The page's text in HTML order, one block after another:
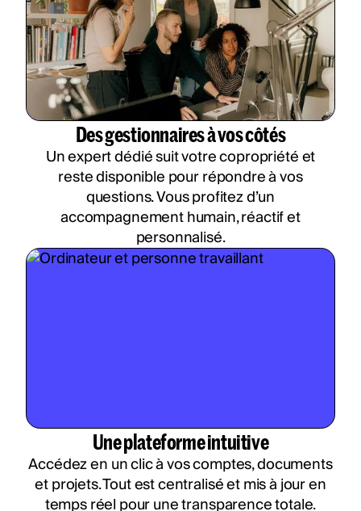
Des gestionnaires à vos côtés
Un expert dédié suit votre copropriété et
reste disponible pour répondre à vos
questions. Vous profitez d’un
accompagnement humain, réactif et
personnalisé.
Une plateforme intuitive
Accédez en un clic à vos comptes, documents
et projets. Tout est centralisé et mis à jour en
temps réel pour une transparence totale.